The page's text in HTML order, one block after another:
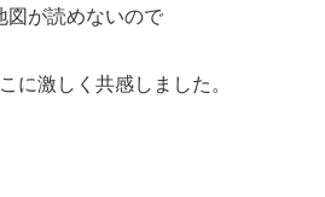
図が読めないので
に激しく共感しました。